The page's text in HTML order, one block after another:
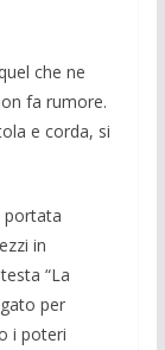
che ne
fa rumore.
e corda, si
portata
in
“La
per
i poteri